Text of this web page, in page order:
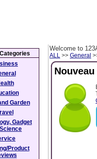
Welcome to
ALL >> General
Garden
Gadget
Product